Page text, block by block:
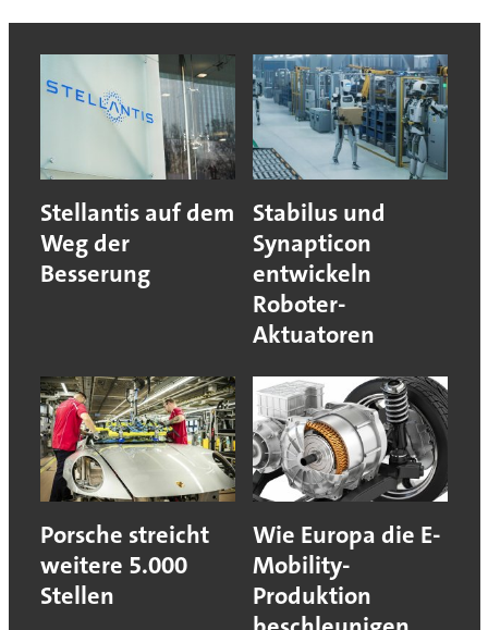
Stellantis auf dem
Weg der
Besserung
Stabilus und
Synapticon
entwickeln
Roboter-
Aktuatoren
Porsche streicht
weitere 5.000
Stellen
Wie Europa die E-
Mobility-
Produktion